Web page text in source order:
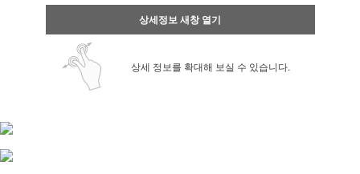
상세정보 새창 열기
상세 정보를 확대해 보실 수 있습니다.